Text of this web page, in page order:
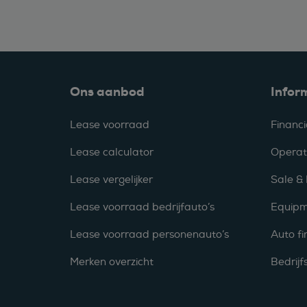
Ons aanbod
Lease voorraad
Lease calculator
Lease vergelijker
Lease voorraad bedrijfauto’s
Lease voorraad personenauto’s
Merken overzicht
Sale &
Auto